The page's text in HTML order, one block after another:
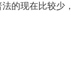
的现在比较少，